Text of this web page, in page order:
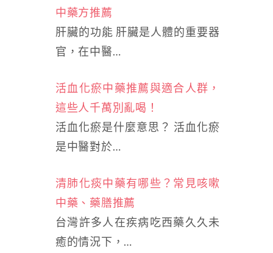
中藥方推薦
肝臟的功能 肝臟是人體的重要器
官，在中醫…
活血化瘀中藥推薦與適合人群，
這些人千萬別亂喝！
活血化瘀是什麼意思？ 活血化瘀
是中醫對於…
清肺化痰中藥有哪些？常見咳嗽
中藥、藥膳推薦
台灣許多人在疾病吃西藥久久未
癒的情況下，…